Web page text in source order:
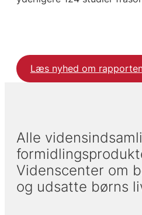
Læs nyhed om
Alle
Videnscenter om
og udsatte børns